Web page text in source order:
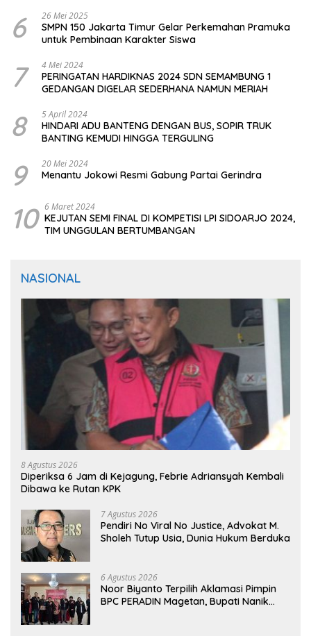
6 26 Mei 2025
SMPN 150 Jakarta Timur Gelar Perkemahan Pramuka
untuk Pembinaan Karakter Siswa
7 4 Mei 2024
PERINGATAN HARDIKNAS 2024 SDN SEMAMBUNG 1
GEDANGAN DIGELAR SEDERHANA NAMUN MERIAH
8 5 April 2024
HINDARI ADU BANTENG DENGAN BUS, SOPIR TRUK
BANTING KEMUDI HINGGA TERGULING
9 20 Mei 2024
Menantu Jokowi Resmi Gabung Partai Gerindra
10 6 Maret 2024
KEJUTAN SEMI FINAL DI KOMPETISI LPI SIDOARJO 2024,
TIM UNGGULAN BERTUMBANGAN
NASIONAL
8 Agustus 2026
Diperiksa 6 Jam di Kejagung, Febrie Adriansyah Kembali
Dibawa ke Rutan KPK
7 Agustus 2026
Pendiri No Viral No Justice, Advokat M.
Sholeh Tutup Usia, Dunia Hukum Berduka
6 Agustus 2026
Noor Biyanto Terpilih Aklamasi Pimpin
BPC PERADIN Magetan, Bupati Nanik